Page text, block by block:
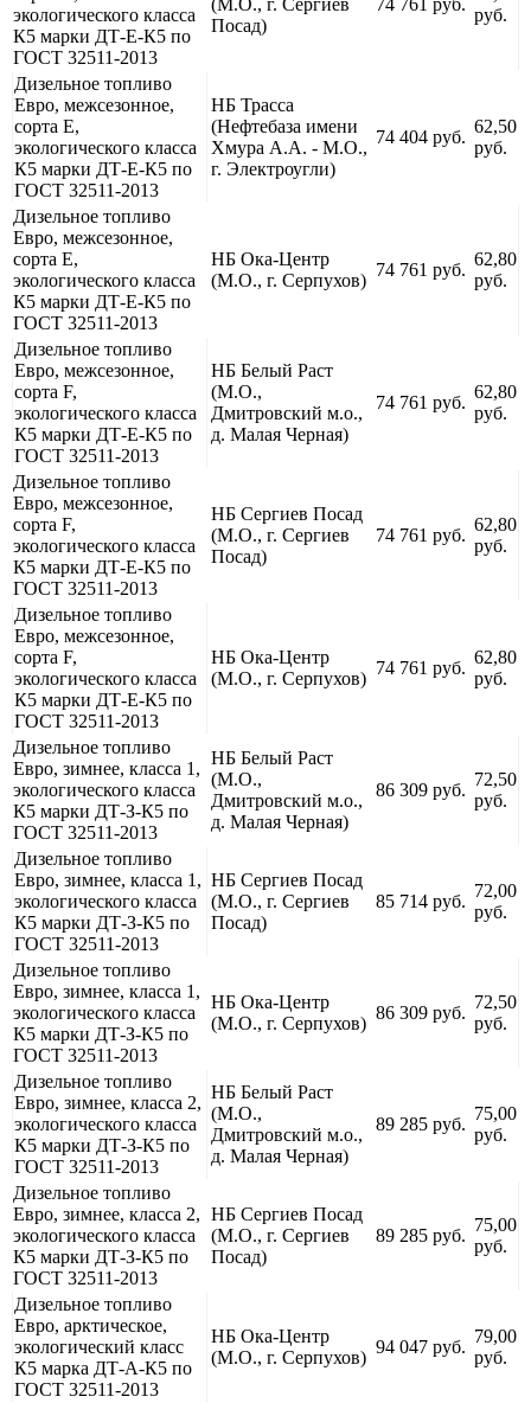
экологического класса
К5 марки ДТ-Е-К5 по
ГОСТ 32511-2013
Посад)
руб.
Дизельное топливо
Евро, межсезонное,
сорта Е,
экологического класса
К5 марки ДТ-Е-К5 по
ГОСТ 32511-2013
НБ Трасса
(Нефтебаза имени
Хмура А.А. - М.О.,
г. Электроугли)
74 404 руб.
62,50
руб.
Дизельное топливо
Евро, межсезонное,
сорта Е,
экологического класса
К5 марки ДТ-Е-К5 по
ГОСТ 32511-2013
НБ Ока-Центр
(М.О., г. Серпухов)
74 761 руб.
62,80
руб.
Дизельное топливо
Евро, межсезонное,
сорта F,
экологического класса
К5 марки ДТ-Е-К5 по
ГОСТ 32511-2013
НБ Белый Раст
(М.О.,
Дмитровский м.о.,
д. Малая Черная)
74 761 руб.
62,80
руб.
Дизельное топливо
Евро, межсезонное,
сорта F,
экологического класса
К5 марки ДТ-Е-К5 по
ГОСТ 32511-2013
НБ Сергиев Посад
(М.О., г. Сергиев
Посад)
74 761 руб.
62,80
руб.
Дизельное топливо
Евро, межсезонное,
сорта F,
экологического класса
К5 марки ДТ-Е-К5 по
ГОСТ 32511-2013
НБ Ока-Центр
(М.О., г. Серпухов)
74 761 руб.
62,80
руб.
Дизельное топливо
Евро, зимнее, класса 1,
экологического класса
К5 марки ДТ-З-К5 по
ГОСТ 32511-2013
НБ Белый Раст
(М.О.,
Дмитровский м.о.,
д. Малая Черная)
86 309 руб.
72,50
руб.
Дизельное топливо
Евро, зимнее, класса 1,
экологического класса
К5 марки ДТ-З-К5 по
ГОСТ 32511-2013
НБ Сергиев Посад
(М.О., г. Сергиев
Посад)
85 714 руб.
72,00
руб.
Дизельное топливо
Евро, зимнее, класса 1,
экологического класса
К5 марки ДТ-З-К5 по
ГОСТ 32511-2013
НБ Ока-Центр
(М.О., г. Серпухов)
86 309 руб.
72,50
руб.
Дизельное топливо
Евро, зимнее, класса 2,
экологического класса
К5 марки ДТ-З-К5 по
ГОСТ 32511-2013
НБ Белый Раст
(М.О.,
Дмитровский м.о.,
д. Малая Черная)
89 285 руб.
75,00
руб.
Дизельное топливо
Евро, зимнее, класса 2,
экологического класса
К5 марки ДТ-З-К5 по
ГОСТ 32511-2013
НБ Сергиев Посад
(М.О., г. Сергиев
Посад)
89 285 руб.
75,00
руб.
Дизельное топливо
Евро, арктическое,
экологический класс
К5 марка ДТ-А-К5 по
ГОСТ 32511-2013
НБ Ока-Центр
(М.О., г. Серпухов)
94 047 руб.
79,00
руб.